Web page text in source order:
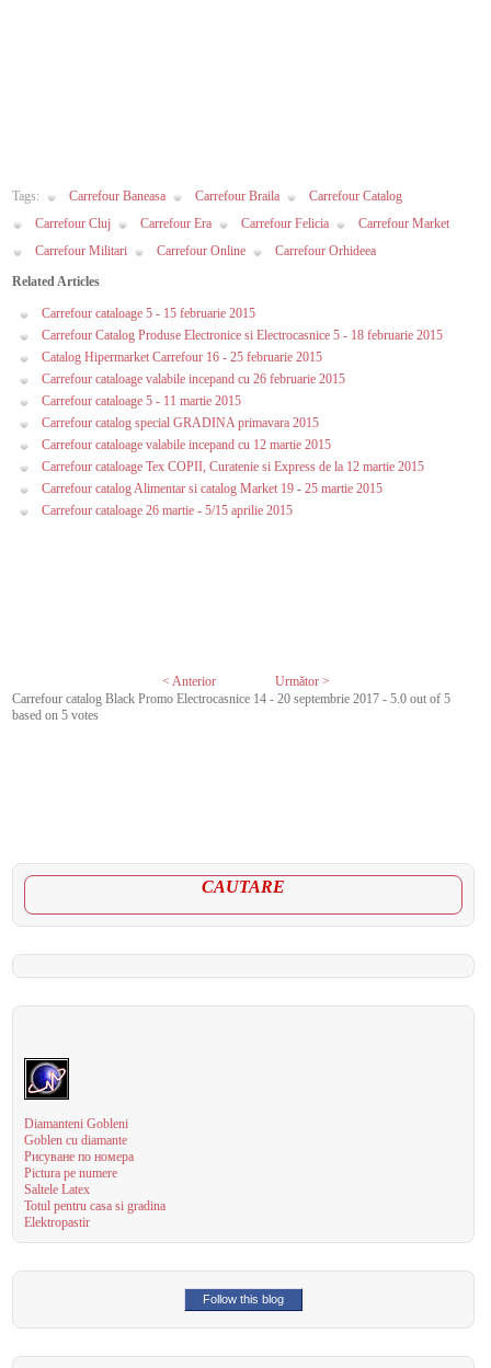
Tags: Carrefour Baneasa Carrefour Braila
Carrefour Catalog
Carrefour Cluj
Carrefour Era Carrefour Felicia
Carrefour Market
Carrefour Militari
Carrefour Online
Carrefour Orhideea
Related Articles
Carrefour cataloage 5 - 15 februarie 2015
Carrefour Catalog Produse Electronice si Electrocasnice 5 - 18 februarie 2015
Catalog Hipermarket Carrefour 16 - 25 februarie 2015
Carrefour cataloage valabile incepand cu 26 februarie 2015
Carrefour cataloage 5 - 11 martie 2015
Carrefour catalog special GRADINA primavara 2015
Carrefour cataloage valabile incepand cu 12 martie 2015
Carrefour cataloage Tex COPII, Curatenie si Express de la 12 martie 2015
Carrefour catalog Alimentar si catalog Market 19 - 25 martie 2015
Carrefour cataloage 26 martie - 5/15 aprilie 2015
< Anterior
Următor >
Carrefour catalog Black Promo Electrocasnice 14 - 20 septembrie 2017 -5.0 out of5
based on5 votes
CAUTARE
Diamanteni Gobleni
Goblen cu diamante
Рисуване по номера
Pictura pe numere
Saltele Latex
Totul pentru casa si gradina
Elektropastir
Follow this blog